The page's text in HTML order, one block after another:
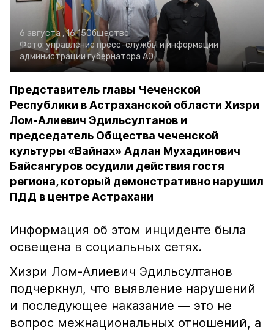
6 августа , 16:15Общество
Фото: управление пресс-службы и информации
администрации губернатора АО
Представитель главы Чеченской
Республики в Астраханской области Хизри
Лом-Алиевич Эдильсултанов и
председатель Общества чеченской
культуры «Вайнах» Адлан Мухадинович
Байсангуров осудили действия гостя
региона, который демонстративно нарушил
ПДД в центре Астрахани
Информация об этом инциденте была
освещена в социальных сетях.
Хизри Лом-Алиевич Эдильсултанов
подчеркнул, что выявление нарушений
и последующее наказание — это не
вопрос межнациональных отношений, а